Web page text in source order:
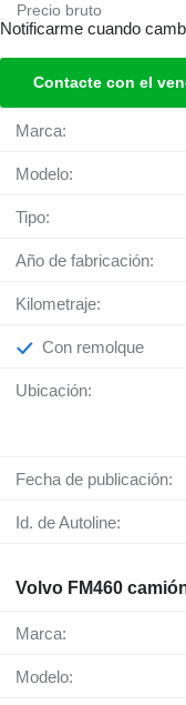
Precio bruto
Notificarme cuando
Contacte con el
Marca:
Modelo:
Tipo:
Año de fabricación:
Kilometraje:
Con remolque
Ubicación:
Fecha de publicación:
Id. de Autoline:
Volvo FM460
Marca:
Modelo: